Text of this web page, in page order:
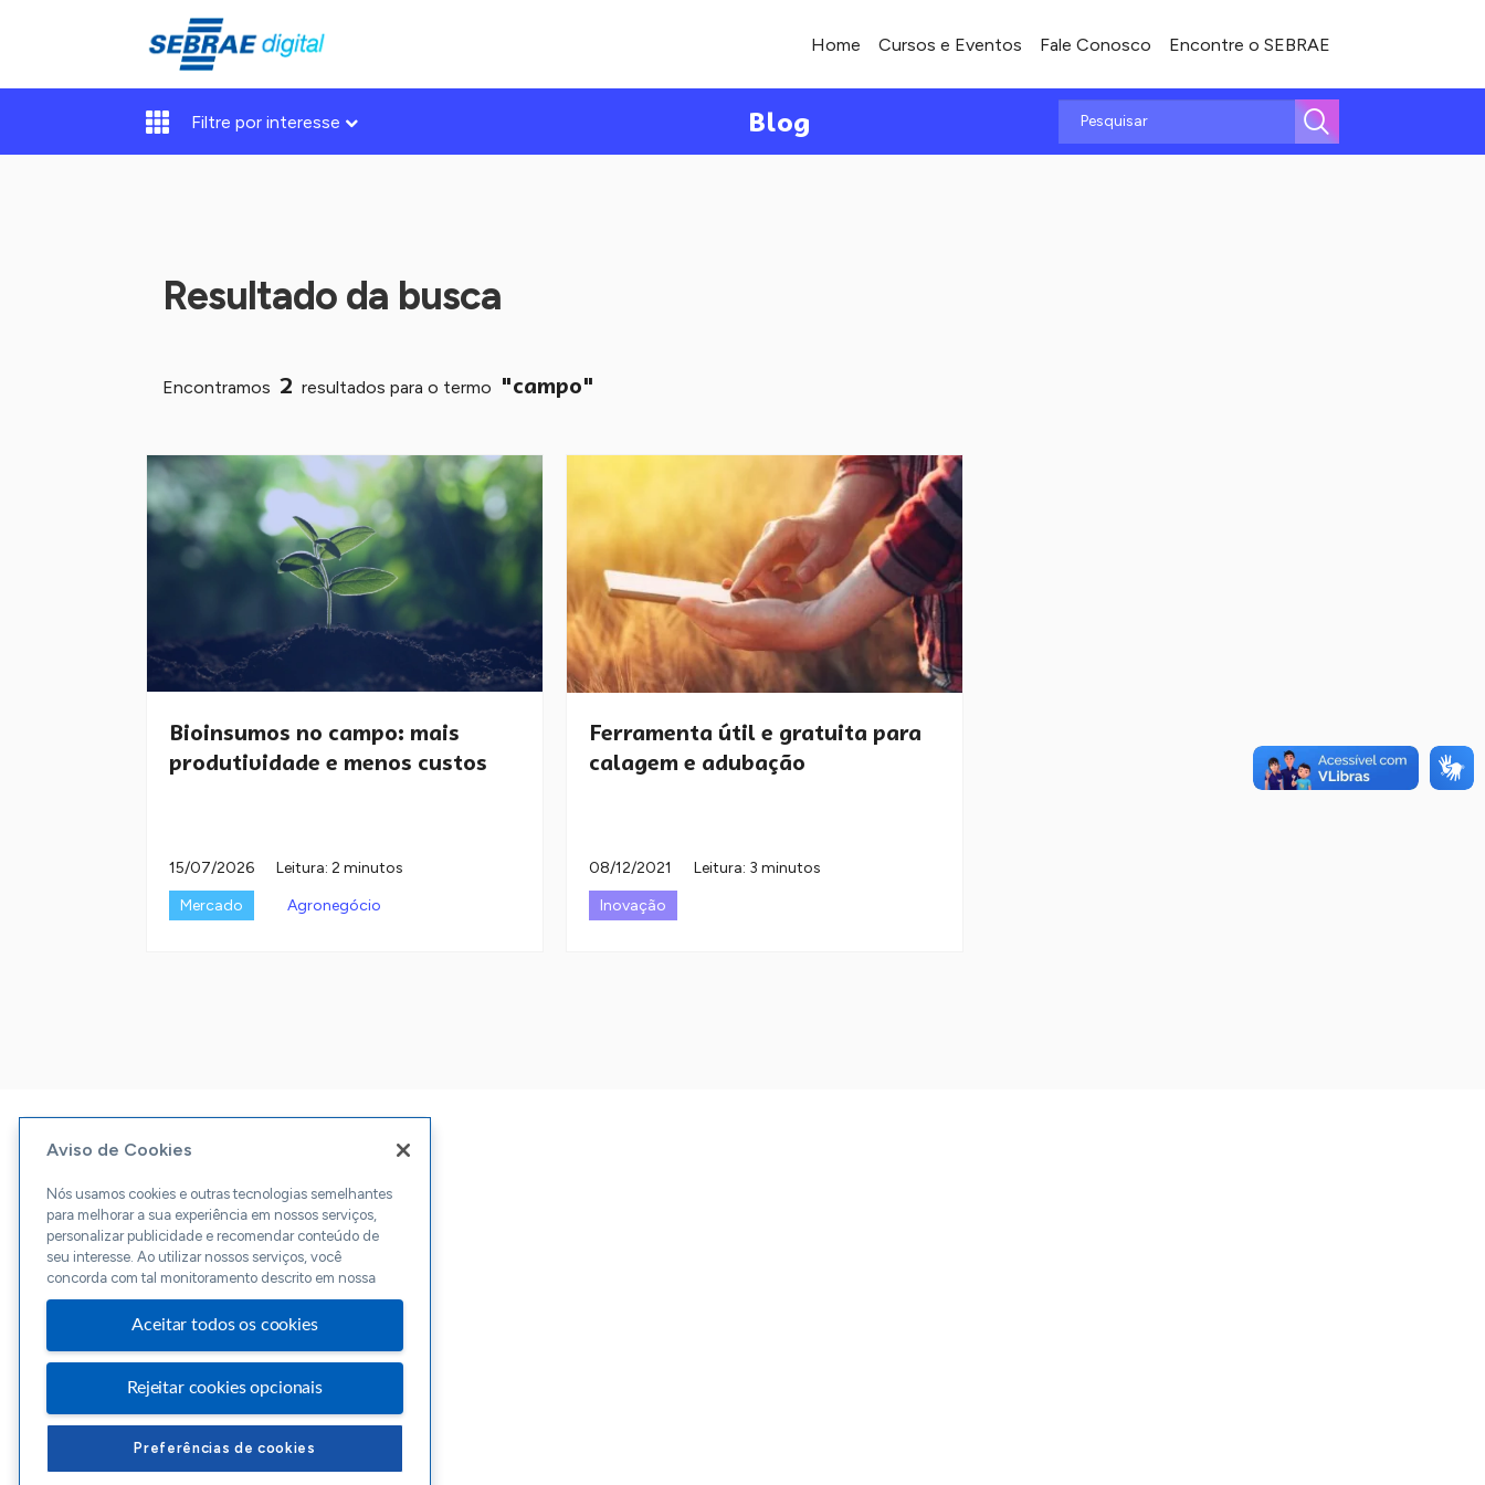
Home Cursos e Eventos Fale Conosco Encontre o SEBRAE
Filtre por interesse Blog
Resultado da busca
Encontramos 2 resultados para o termo "campo"
Bioinsumos no campo: mais
produtividade e menos custos
15/07/2026
Leitura: 2 minutos
Mercado
Agronegócio
Ferramenta útil e gratuita para
calagem e adubação
08/12/2021
Leitura: 3 minutos
Inovação
Aviso de Cookies
Nós usamos cookies e outras tecnologias semelhantes
para melhorar a sua experiência em nossos serviços,
personalizar publicidade e recomendar conteúdo de
seu interesse. Ao utilizar nossos serviços, você
concorda com tal monitoramento descrito em nossa
Aceitar todos os cookies
Rejeitar cookies opcionais
Preferências de cookies